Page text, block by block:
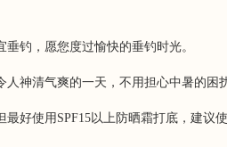
钓，愿您度过愉快的垂钓时光。
神清气爽的一天，不用担心中暑的困
好使用SPF15以上防晒霜打底，建议